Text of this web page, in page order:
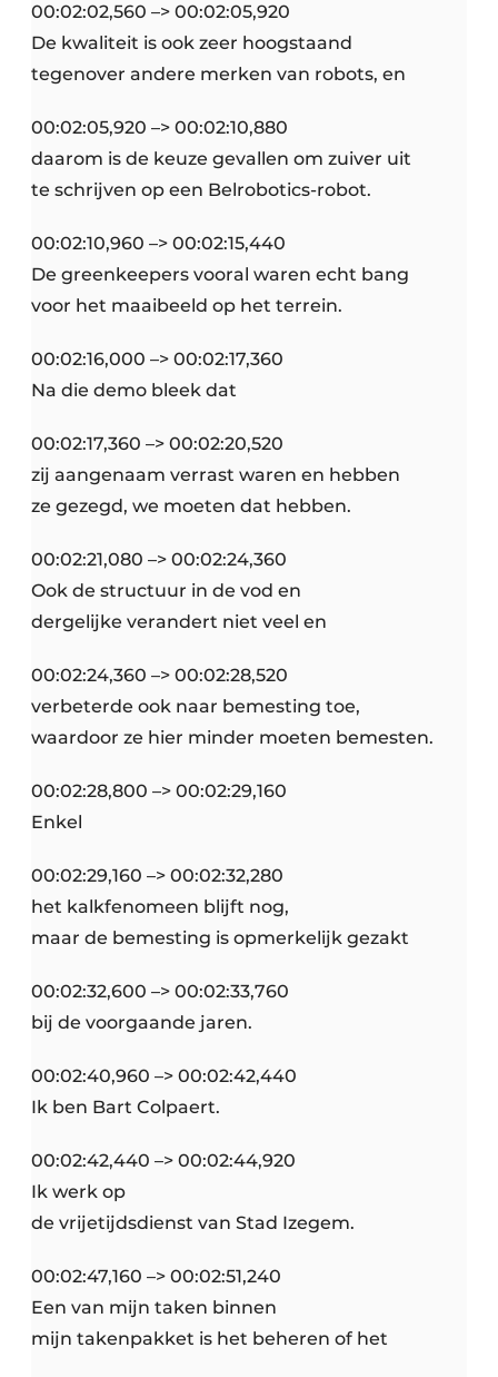
00:02:02,560 –> 00:02:05,920
De kwaliteit is ook zeer hoogstaand
tegenover andere merken van robots, en
00:02:05,920 –> 00:02:10,880
daarom is de keuze gevallen om zuiver uit
te schrijven op een Belrobotics-robot.
00:02:10,960 –> 00:02:15,440
De greenkeepers vooral waren echt bang
voor het maaibeeld op het terrein.
00:02:16,000 –> 00:02:17,360
Na die demo bleek dat
00:02:17,360 –> 00:02:20,520
zij aangenaam verrast waren en hebben
ze gezegd, we moeten dat hebben.
00:02:21,080 –> 00:02:24,360
Ook de structuur in de vod en
dergelijke verandert niet veel en
00:02:24,360 –> 00:02:28,520
verbeterde ook naar bemesting toe,
waardoor ze hier minder moeten bemesten.
00:02:28,800 –> 00:02:29,160
Enkel
00:02:29,160 –> 00:02:32,280
het kalkfenomeen blijft nog,
maar de bemesting is opmerkelijk gezakt
00:02:32,600 –> 00:02:33,760
bij de voorgaande jaren.
00:02:40,960 –> 00:02:42,440
Ik ben Bart Colpaert.
00:02:42,440 –> 00:02:44,920
Ik werk op
de vrijetijdsdienst van Stad Izegem.
00:02:47,160 –> 00:02:51,240
Een van mijn taken binnen
mijn takenpakket is het beheren of het